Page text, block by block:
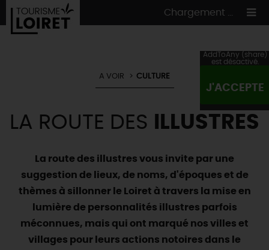
Chargement ...
VOS ENVIES
HÉBERGEMENTS
INSOLITES
RÉSERVERMAINTENANT
NATURE
VILLES & VILLAGES
TOUTES LES VISITES
EN MODECIRCUITS& BALADES
EN MODENATURE & AVENTURE
Où manger
Maîtresrestaurateurs
Nosmarchés
Artistes et Artisans d'Art
A NE PASRATER
Téléchargez le Guide de l'été 2026 🤽🌞
A VOIR CULTURE
LA ROUTE DES ILLUSTRES
La route des illustres vous invite par une
suggestion de lieux, de noms, d'époques et de
thèmes à sillonner le Loiret à travers la mise en
lumière de personnalités illustres parfois
méconnues, mais qui ont marqué nos villes et
villages pour leurs actions notoires dans le
AddToAny (share)
est désactivé.
J'ACCEPTE